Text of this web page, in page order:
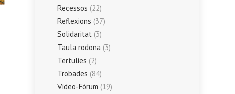
Recessos (22)
Reflexions (37)
Solidaritat (3)
Taula rodona (3)
Tertulies (2)
Trobades (84)
Vídeo-Fòrum (19)